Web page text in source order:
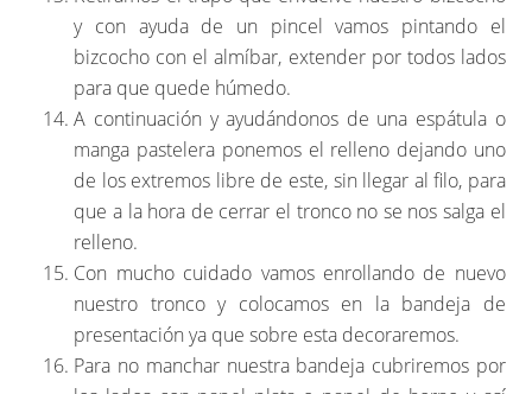
y con ayuda de un pincel vamos pintando el
bizcocho con el almíbar, extender por todos lados
para que quede húmedo.
A continuación y ayudándonos de una espátula o
manga pastelera ponemos el relleno dejando uno
de los extremos libre de este, sin llegar al filo, para
que a la hora de cerrar el tronco no se nos salga el
relleno.
Con mucho cuidado vamos enrollando de nuevo
nuestro tronco y colocamos en la bandeja de
presentación ya que sobre esta decoraremos.
Para no manchar nuestra bandeja cubriremos por